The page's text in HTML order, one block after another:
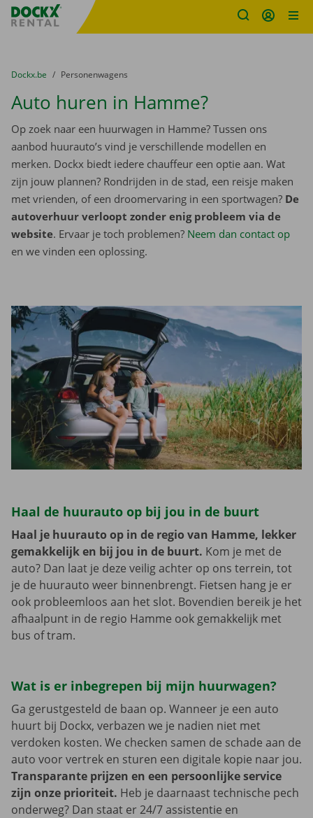
Fratello DEMO
U bevindt zich hier:
van
Dockx.be naar
Personenwagens
Auto huren in Hamme?
Op zoek naar een huurwagen in Hamme? Tussen ons
aanbod huurauto’s vind je verschillende modellen en
merken. Dockx biedt iedere chauffeur een optie aan. Wat
zijn jouw plannen? Rondrijden in de stad, een reisje maken
met vrienden, of een droomervaring in een sportwagen? De
autoverhuur verloopt zonder enig probleem via de
website. Ervaar je toch problemen? Neem dan contact op
en we vinden een oplossing.
Haal de huurauto op bij jou in de buurt
Haal je huurauto op in de regio van Hamme, lekker
gemakkelijk en bij jou in de buurt. Kom je met de
auto? Dan laat je deze veilig achter op ons terrein, tot
je de huurauto weer binnenbrengt. Fietsen hang je er
ook probleemloos aan het slot. Bovendien bereik je het
afhaalpunt in de regio Hamme ook gemakkelijk met
bus of tram.
Wat is er inbegrepen bij mijn huurwagen?
Ga gerustgesteld de baan op. Wanneer je een auto
huurt bij Dockx, verbazen we je nadien niet met
verdoken kosten. We checken samen de schade aan de
auto voor vertrek en sturen een digitale kopie naar jou.
Transparante prijzen en een persoonlijke service
zijn onze prioriteit. Heb je daarnaast technische pech
onderweg? Dan staat er 24/7 assistentie en